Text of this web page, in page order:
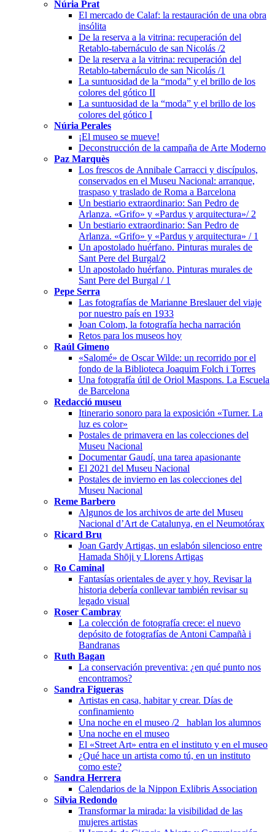
Núria Prat
El mercado de Calaf: la restauración de una obra
insólita
De la reserva a la vitrina: recuperación del
Retablo-tabernáculo de san Nicolás /2
De la reserva a la vitrina: recuperación del
Retablo-tabernáculo de san Nicolás /1
La suntuosidad de la “moda” y el brillo de los
colores del gótico II
La suntuosidad de la “moda” y el brillo de los
colores del gótico I
Núria Perales
¡El museo se mueve!
Deconstrucción de la campaña de Arte Moderno
Paz Marquès
Los frescos de Annibale Carracci y discípulos,
conservados en el Museu Nacional: arranque,
traspaso y traslado de Roma a Barcelona
Un bestiario extraordinario: San Pedro de
Arlanza. «Grifo» y «Pardus y arquitectura»/ 2
Un bestiario extraordinario: San Pedro de
Arlanza. «Grifo» y «Pardus y arquitectura» / 1
Un apostolado huérfano. Pinturas murales de
Sant Pere del Burgal/2
Un apostolado huérfano. Pinturas murales de
Sant Pere del Burgal / 1
Pepe Serra
Las fotografías de Marianne Breslauer del viaje
por nuestro país en 1933
Joan Colom, la fotografía hecha narración
Retos para los museos hoy
Raúl Gimeno
«Salomé» de Oscar Wilde: un recorrido por el
fondo de la Biblioteca Joaquim Folch i Torres
Una fotografía útil de Oriol Maspons. La Escuela
de Barcelona
Redacció museu
Itinerario sonoro para la exposición «Turner. La
luz es color»
Postales de primavera en las colecciones del
Museu Nacional
Documentar Gaudí, una tarea apasionante
El 2021 del Museu Nacional
Postales de invierno en las colecciones del
Museu Nacional
Reme Barbero
Algunos de los archivos de arte del Museu
Nacional d’Art de Catalunya, en el Neumotórax
Ricard Bru
Joan Gardy Artigas, un eslabón silencioso entre
Hamada Shōji y Llorens Artigas
Ro Caminal
Fantasías orientales de ayer y hoy. Revisar la
historia debería conllevar también revisar su
legado visual
Roser Cambray
La colección de fotografía crece: el nuevo
depósito de fotografías de Antoni Campañà i
Bandranas
Ruth Bagan
La conservación preventiva: ¿en qué punto nos
encontramos?
Sandra Figueras
Artistas en casa, habitar y crear. Días de
confinamiento
Una noche en el museo /2_ hablan los alumnos
Una noche en el museo
El «Street Art» entra en el instituto y en el museo
¿Qué hace un artista como tú, en un instituto
como este?
Sandra Herrera
Calendarios de la Nippon Exlibris Association
Sílvia Redondo
Transformar la mirada: la visibilidad de las
mujeres artistas